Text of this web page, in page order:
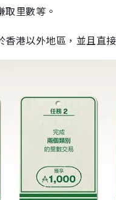
里數等。
港以外地區，並且直